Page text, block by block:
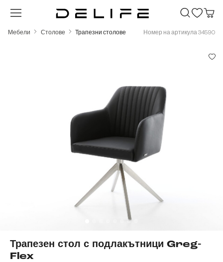
Преминете към основното съдържание
Мебели Столове Трапезни столове Номер на артикула 34590
Трапезен стол с подлакътници Greg-
Flex